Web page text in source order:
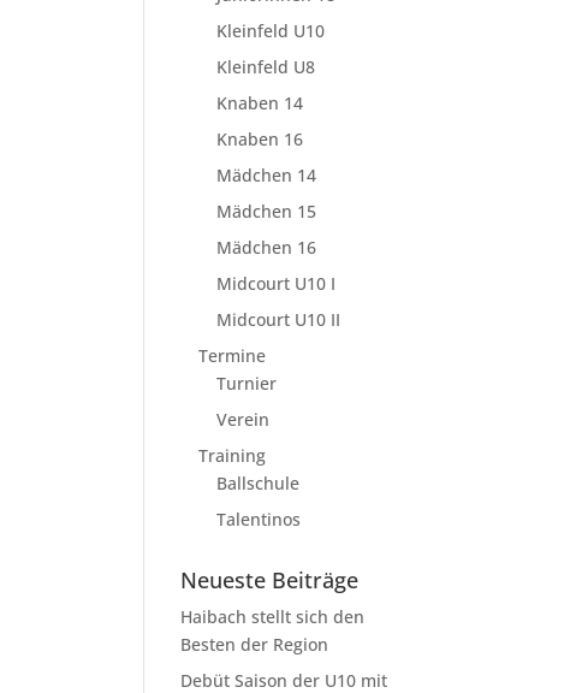
Kleinfeld U10
Kleinfeld U8
Knaben 14
Knaben 16
Mädchen 14
Mädchen 15
Mädchen 16
Midcourt U10 I
Midcourt U10 II
Termine
Turnier
Verein
Training
Ballschule
Talentinos
Neueste Beiträge
Haibach stellt sich den
Besten der Region
Debüt Saison der U10 mit